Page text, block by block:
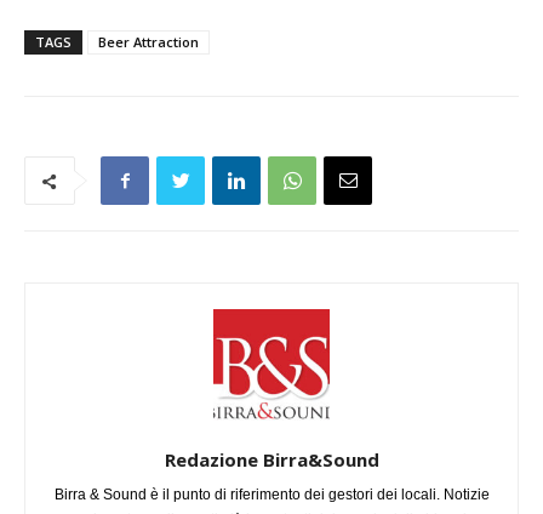
TAGS Beer Attraction
Redazione Birra&Sound
Birra & Sound è il punto di riferimento dei gestori dei locali. Notizie